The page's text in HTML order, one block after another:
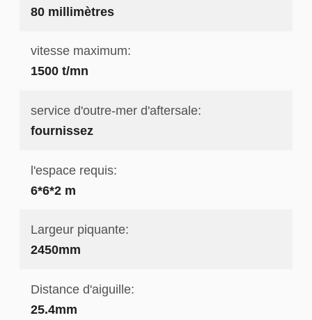
80 millimètres
vitesse maximum:
1500 t/mn
service d'outre-mer d'aftersale:
fournissez
l'espace requis:
6*6*2 m
Largeur piquante:
2450mm
Distance d'aiguille:
25.4mm